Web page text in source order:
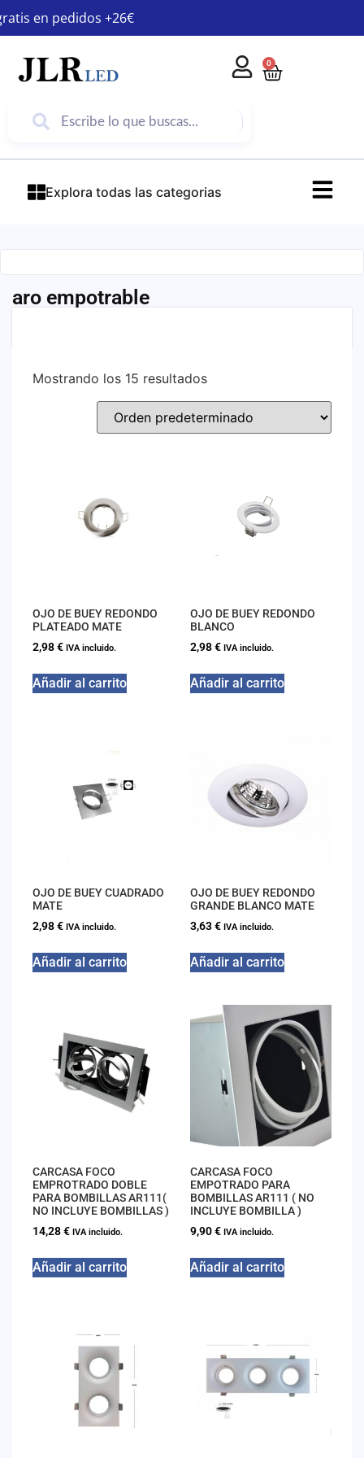
en pedidos +26€
0
Explora todas las categorias
aro empotrable
Mostrando los 15 resultados
OJO DE BUEY REDONDO
PLATEADO MATE
2,98€ IVA incluido.
Añadir al carrito
OJO DE BUEY REDONDO
BLANCO
2,98€ IVA incluido.
Añadir al carrito
OJO DE BUEY CUADRADO
MATE
2,98€ IVA incluido.
Añadir al carrito
OJO DE BUEY REDONDO
GRANDE BLANCO MATE
3,63€ IVA incluido.
Añadir al carrito
CARCASA FOCO
EMPROTRADO DOBLE
PARA BOMBILLAS AR111(
NO INCLUYE BOMBILLAS )
14,28€ IVA incluido.
Añadir al carrito
CARCASA FOCO
EMPOTRADO PARA
BOMBILLAS AR111 ( NO
INCLUYE BOMBILLA )
9,90€ IVA incluido.
Añadir al carrito